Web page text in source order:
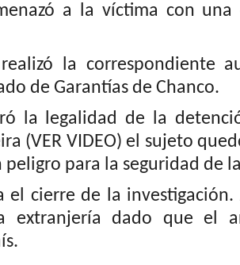
a la víctima con una
la correspondiente
de Garantías de Chanco.
la legalidad de la
(VER VIDEO) el sujeto
para la seguridad de
el cierre de la investigación.
extranjería dado que el
en(VIDEO) Los albirrojos
Orquesta Sinfónica...
Editora Junio 11, 2026 291
Deportes Linares destinará parte de
partido que disputará ante...